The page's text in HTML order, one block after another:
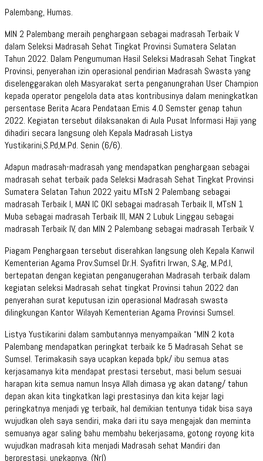
Palembang, Humas.
MIN 2 Palembang meraih penghargaan sebagai madrasah Terbaik V
dalam Seleksi Madrasah Sehat Tingkat Provinsi Sumatera Selatan
Tahun 2022. Dalam Pengumuman Hasil Seleksi Madrasah Sehat Tingkat
Provinsi, penyerahan izin operasional pendirian Madrasah Swasta yang
diselenggarakan oleh Masyarakat serta penganungrahan User Champion
kepada operator pengelola data atas kontribusinya dalam meningkatkan
persentase Berita Acara Pendataan Emis 4.0 Semster genap tahun
2022. Kegiatan tersebut dilaksanakan di Aula Pusat Informasi Haji yang
dihadiri secara langsung oleh Kepala Madrasah Listya
Yustikarini,S.P.d,M.Pd. Senin (6/6).
Adapun madrasah-madrasah yang mendapatkan penghargaan sebagai
madrasah sehat terbaik pada Seleksi Madrasah Sehat Tingkat Provinsi
Sumatera Selatan Tahun 2022 yaitu MTsN 2 Palembang sebagai
madrasah Terbaik I, MAN IC OKI sebagai madrasah Terbaik II, MTsN 1
Muba sebagai madrasah Terbaik III, MAN 2 Lubuk Linggau sebagai
madrasah Terbaik IV, dan MIN 2 Palembang sebagai madrasah Terbaik V.
Piagam Penghargaan tersebut diserahkan langsung oleh Kepala Kanwil
Kementerian Agama Prov.Sumsel Dr.H. Syafitri Irwan, S.Ag, M.Pd.I,
bertepatan dengan kegiatan penganugerahan Madrasah terbaik dalam
kegiatan seleksi Madrasah sehat tingkat Provinsi tahun 2022 dan
penyerahan surat keputusan izin operasional Madrasah swasta
dilingkungan Kantor Wilayah Kementerian Agama Provinsi Sumsel.
Listya Yustikarini dalam sambutannya menyampaikan “MIN 2 kota
Palembang mendapatkan peringkat terbaik ke 5 Madrasah Sehat se
Sumsel. Terimakasih saya ucapkan kepada bpk/ ibu semua atas
kerjasamanya kita mendapat prestasi tersebut, masi belum sesuai
harapan kita semua namun Insya Allah dimasa yg akan datang/ tahun
depan akan kita tingkatkan lagi prestasinya dan kita kejar lagi
peringkatnya menjadi yg terbaik, hal demikian tentunya tidak bisa saya
wujudkan oleh saya sendiri, maka dari itu saya mengajak dan meminta
semuanya agar saling bahu membahu bekerjasama, gotong royong kita
wujudkan madrasah kita menjadi Madrasah sehat Mandiri dan
berprestasi, ungkapnya. (Nrl)